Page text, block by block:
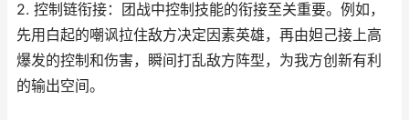
2. 控制链衔接：团战中控制技能的衔接至关重要。例如，
先用白起的嘲讽拉住敌方决定因素英雄，再由妲己接上高
爆发的控制和伤害，瞬间打乱敌方阵型，为我方创新有利
的输出空间。